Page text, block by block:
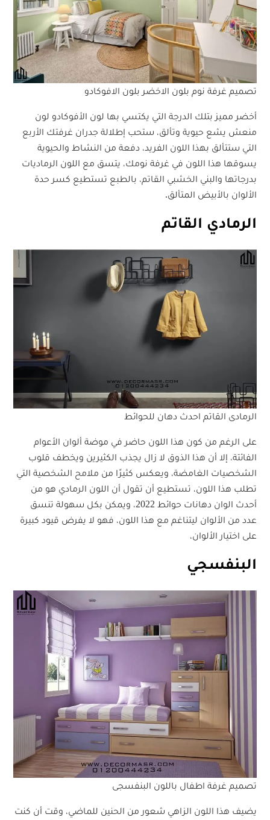
تصميم غرفة نوم بلون الاخضر بلون الافوكادو
أخضر مميز بتلك الدرجة التي يكتسي بها لون الأفوكادو لون
منعش يشع حيوية وتألق، ستحب إطلالة جدران غرفتك الأربع
التي ستتألق بهذا اللون الفريد، دفعة من النشاط والحيوية
يسوقها هذا اللون في غرفة نومك، يتسق مع اللون الرماديات
بدرجاتها والبني الخشبي القاتم، بالطبع تستطيع كسر حدة
الألوان بالأبيض المتألق.
الرمادي القاتم
الرمادى القاتم احدث دهان للحوائط
على الرغم من كون هذا اللون حاضر في موضة ألوان الأعوام
الفائتة، إلا أن هذا الذوق لا زال يجذب الكثيرين ويخطف قلوب
الشخصيات الغامضة، ويعكس كثيرًا من ملامح الشخصية التي
تطلب هذا اللون، تستطيع أن تقول أن اللون الرمادي هو من
أحدث الوان دهانات حوائط 2022، ويمكن بكل سهولة تنسق
عدد من الألوان ليتناغم مع هذا اللون، فهو لا يفرض قيود كبيرة
على اختيار الألوان،
البنفسجي
تصميم غرفة اطفال باللون البنفسجى
يضيف هذا اللون الزاهي شعور من الحنين للماضي، وقت أن كنت